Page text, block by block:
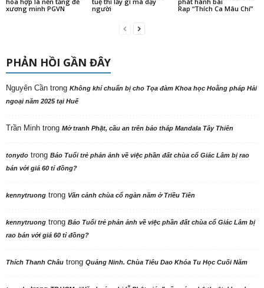
xương minh PGVN
người
Rap “Thích Ca Mâu Chí”
PHẢN HỒI GẦN ĐÂY
Nguyên Cần trong Không khí chuẩn bị cho Tọa đàm Khoa học Hoằng pháp Hải
ngoại năm 2025 tại Huế
Trần Minh trong Mở tranh Phật, cầu an trên bảo tháp Mandala Tây Thiên
tonydo trong Báo Tuổi trẻ phản ảnh về việc phần đất chùa cổ Giác Lâm bị rao
bán với giá 60 tỉ đồng?
kennytruong trong Vãn cảnh chùa cổ ngàn năm ở Triều Tiên
kennytruong trong Báo Tuổi trẻ phản ảnh về việc phần đất chùa cổ Giác Lâm bị
rao bán với giá 60 tỉ đồng?
Thích Thanh Châu trong Quảng Ninh. Chùa Tiêu Dao Khóa Tu Học Cuối Năm